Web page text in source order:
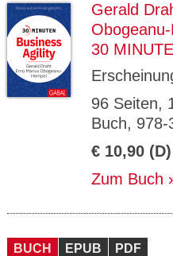
Gerald
Obogeanu-
30
96 Seiten,
Buch,
€ 10,90 (D)
Zum Buch
BUCH EPUB PDF